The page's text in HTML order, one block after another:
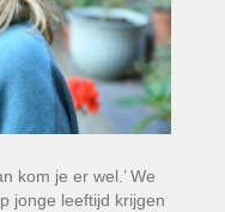
kom je er wel.’ We
jonge leeftijd krijgen